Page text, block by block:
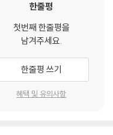
한줄평
첫번째 한줄평을
남겨주세요.
한줄평 쓰기
혜택 및 유의사항